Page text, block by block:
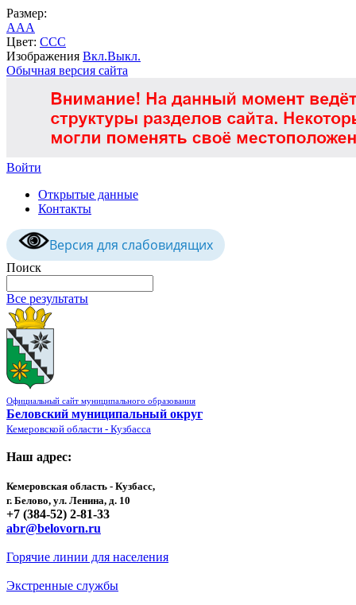
Размер:
AAA
Цвет: CCC
Изображения Вкл.Выкл.
Обычная версия сайта
Войти
Открытые данные
Контакты
Версия для слабовидящих
Поиск
Все результаты
Официальный сайт муниципального образования
Беловский муниципальный округ
Кемеровской области - Кузбасса
Наш адрес:
Кемеровская область - Кузбасс,
г. Белово, ул. Ленина, д. 10
+7 (384-52) 2-81-33
abr@belovorn.ru
Горячие линии для населения
Экстренные службы